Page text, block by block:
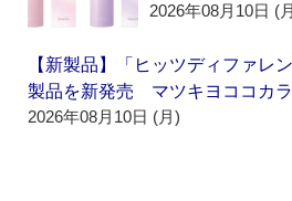
2026年08月10日 (
【新製品】「ヒッツディファレ
製品を新発売 マツキヨココカ
2026年08月10日 (月)